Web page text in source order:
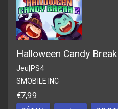
Halloween Candy
Jeu PS4
SMOBILE INC
€7,99